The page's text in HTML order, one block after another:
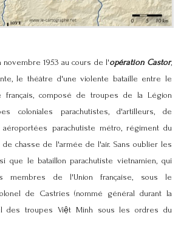
1953 au cours de l'opération Castor,
le théâtre d'une violente bataille entre le
français, composé de troupes de la Légion
coloniales parachutistes, d'artilleurs, de
parachutiste métro, régiment du
chasse de l'armée de l'air. Sans oublier les
que le bataillon parachutiste vietnamien, qui
membres de l'Union française, sous le
de Castries (nommé général durant la
des troupes Việt Minh sous les ordres du